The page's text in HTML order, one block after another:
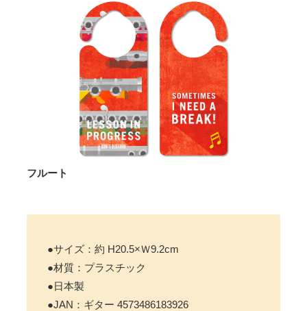
フルート
●サイズ：約 H20.5×Ｗ9.2cm
●材質：プラスチック
●日本製
●JAN：ギター 4573486183926